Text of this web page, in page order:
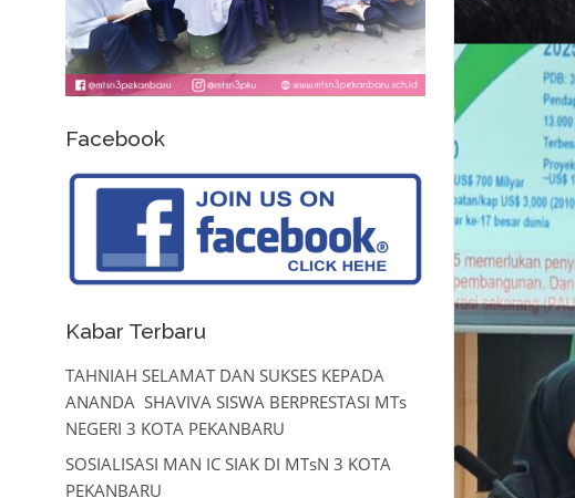
Facebook
Kabar Terbaru
TAHNIAH SELAMAT DAN SUKSES KEPADA
ANANDA SHAVIVA SISWA BERPRESTASI MTs
NEGERI 3 KOTA PEKANBARU
SOSIALISASI MAN IC SIAK DI MTsN 3 KOTA
PEKANBARU